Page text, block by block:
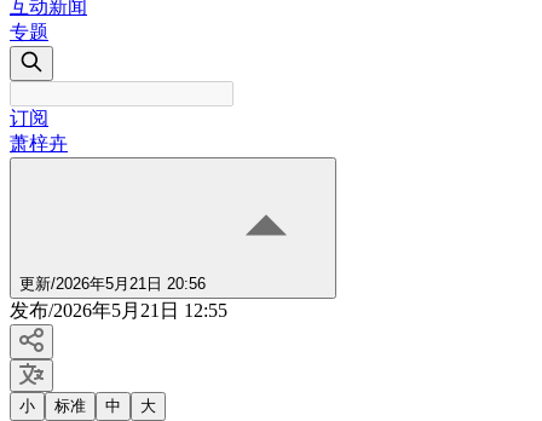
互动新闻
专题
订阅
萧梓卉
更新/2026年5月21日 20:56
发布/2026年5月21日 12:55
小 标准 中 大